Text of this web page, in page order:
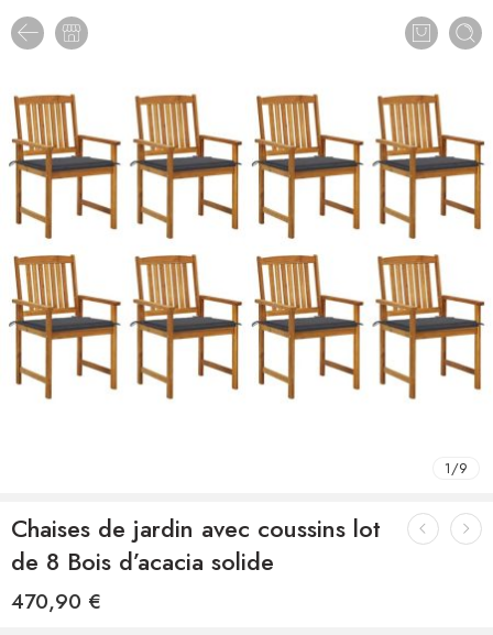
1/9
Chaises de jardin avec coussins lot
de 8 Bois d’acacia solide
470,90 €